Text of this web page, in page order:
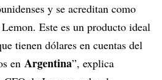
y se acreditan como
Este es un producto ideal
tienen dólares en cuentas del
en Argentina”, explica